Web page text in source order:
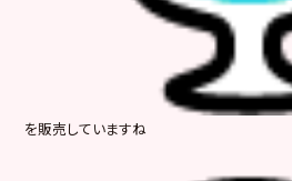
を販売していますね